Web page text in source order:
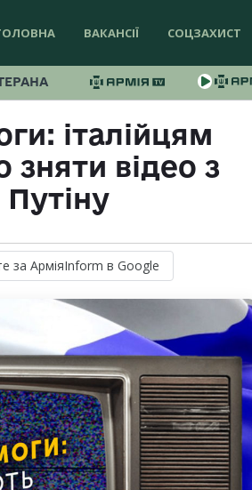
ВАКАНСІЇ СОЦЗАХИСТ
італійцям
відео з
за АрміяInform в Google